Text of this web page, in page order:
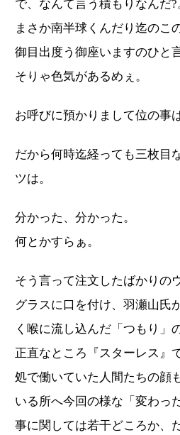
で、なんて言う積もりなんだ?
まさか南半球くんだり迄のこ
御目出度う御座いますのひと
そりゃ色気があるめぇ。
お呼びに預かりまして位の事
だから何時迄経っても三枚目
ツは。
分かった、分かった。
何とかすらぁ。
そう言って注文したばかりの
グラスに口を付け、羽瀬山氏
く喉に流し込んだ「つもり」
正直なところ『スターレス』
処で働いていた人間たちの顔
いる所へ今回の様な「変わっ
事に関しては若干どころか、